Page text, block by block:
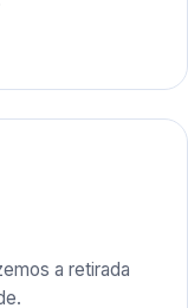
a retirada